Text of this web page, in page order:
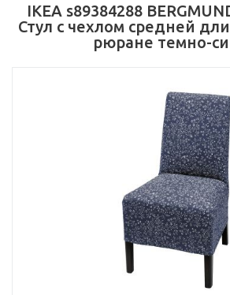
IKEA s89384288
Стул с чехлом средней
рюране темно-